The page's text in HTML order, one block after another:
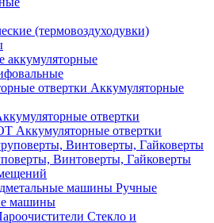
(термовоздуходувки)
Аккумуляторные
отвертки
Аккумуляторные отвертки
Винтоверты, Гайковерты
Ручные
машины
Стекло и